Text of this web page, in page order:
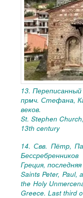
13.
прмч. Стефана,
веков.
St. Stephen
13th century
14. Свв. Пётр,
Греция,
Saints Peter, Paul,
the Holy
Greece. Last third